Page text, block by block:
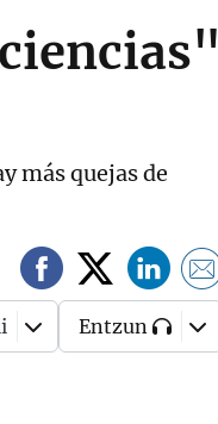
más quejas de
Entzun